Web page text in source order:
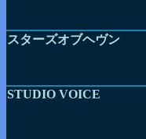
スターズオブヘヴン
STUDIO VOICE